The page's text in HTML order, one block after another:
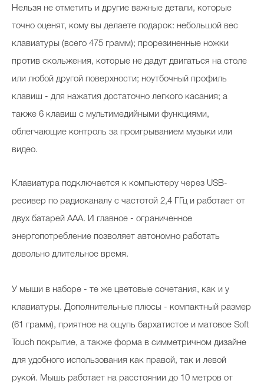
Нельзя не отметить и другие важные детали, которые
точно оценят, кому вы делаете подарок: небольшой вес
клавиатуры (всего 475 грамм); прорезиненные ножки
против скольжения, которые не дадут двигаться на столе
или любой другой поверхности; ноутбочный профиль
клавиш - для нажатия достаточно легкого касания; а
также 6 клавиш с мультимедийными функциями,
облегчающие контроль за проигрыванием музыки или
видео.
Клавиатура подключается к компьютеру через USB-
ресивер по радиоканалу с частотой 2,4 ГГц и работает от
двух батарей ААА. И главное - ограниченное
энергопотребление позволяет автономно работать
довольно длительное время.
У мыши в наборе - те же цветовые сочетания, как и у
клавиатуры. Дополнительные плюсы - компактный размер
(61 грамм), приятное на ощупь бархатистое и матовое Soft
Touch покрытие, а также форма в симметричном дизайне
для удобного использования как правой, так и левой
рукой. Мышь работает на расстоянии до 10 метров от